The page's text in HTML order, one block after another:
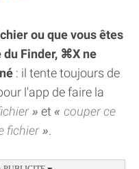
ou que vous êtes
du Finder, ⌘X ne
: il tente toujours de
l'app de faire la
et
couper ce
fichier
.